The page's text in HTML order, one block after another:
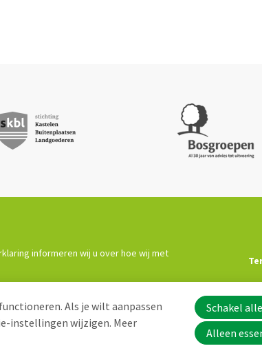
informeren wij u over hoe wij met
Als je wilt aanpassen
instellingen wijzigen. Meer
Schakel
Alleen